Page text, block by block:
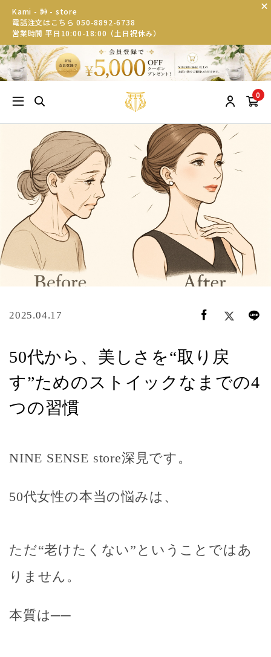
Kami - 神 - store
電話注文はこちら 050-8892-6738
営業時間 平日10:00-18:00（土日祝休み）
0
2025.04.17
50代から、美しさを“取り戻
す”ためのストイックなまでの4
つの習慣
NINE SENSE store深見です。
50代女性の本当の悩みは、
ただ“老けたくない”ということではあ
りません。
本質は──